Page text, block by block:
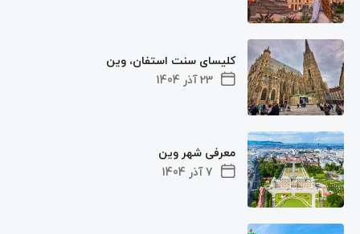
23 آذر 1404
کلیسای سنت استفان، وین
7 آذر 1404
معرفی شهر وین